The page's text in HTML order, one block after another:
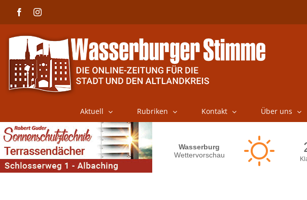
FacebookInstagram
Aktuell Rubriken Kontakt Über uns